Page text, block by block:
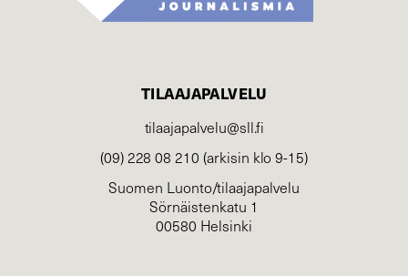
TILAAJAPALVELU
tilaajapalvelu@sll.fi
(09) 228 08 210 (arkisin klo 9-15)
Suomen Luonto/tilaajapalvelu
Sörnäistenkatu 1
00580 Helsinki